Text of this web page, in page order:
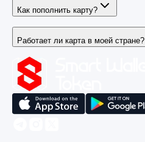
Как пополнить карту?
Работает ли карта в моей стране?